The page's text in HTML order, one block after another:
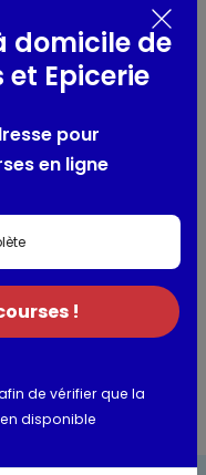
Allergènes
(lait d'origine
domicile de
Epicerie
pour
en ligne
!
de vérifier que la
disponible